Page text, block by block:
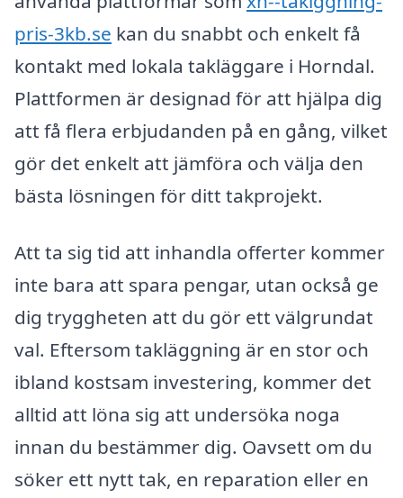
pris-3kb.se kan du snabbt och enkelt få
kontakt med lokala takläggare i Horndal.
Plattformen är designad för att hjälpa dig
att få flera erbjudanden på en gång, vilket
gör det enkelt att jämföra och välja den
bästa lösningen för ditt takprojekt.
Att ta sig tid att inhandla offerter kommer
inte bara att spara pengar, utan också ge
dig tryggheten att du gör ett välgrundat
val. Eftersom takläggning är en stor och
ibland kostsam investering, kommer det
alltid att löna sig att undersöka noga
innan du bestämmer dig. Oavsett om du
söker ett nytt tak, en reparation eller en